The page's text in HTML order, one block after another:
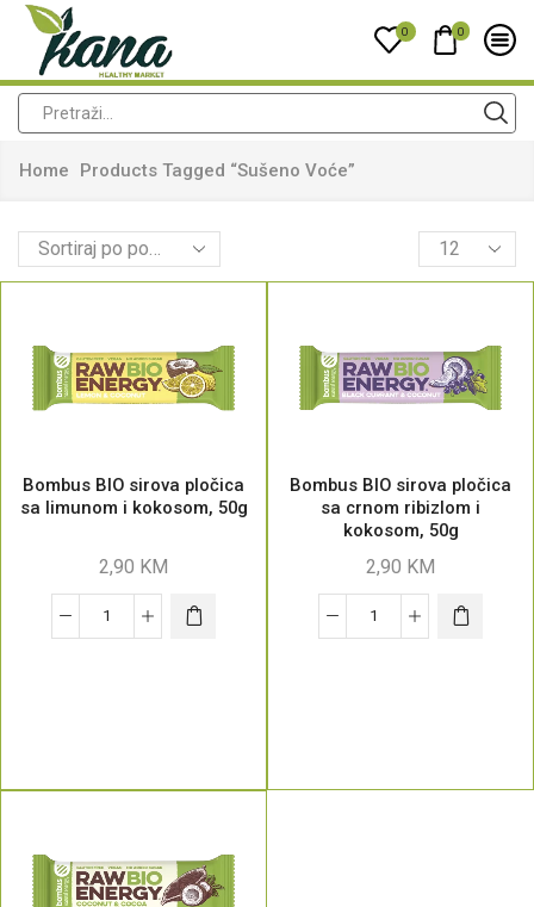
0 0
Home Products Tagged “sušeno Voće”
Bombus BIO sirova pločica
sa limunom i kokosom, 50g
2,90 KM
Bombus BIO sirova pločica
sa crnom ribizlom i
kokosom, 50g
2,90 KM